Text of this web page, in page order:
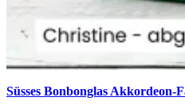
Süsses Bonbonglas Akkordeon-